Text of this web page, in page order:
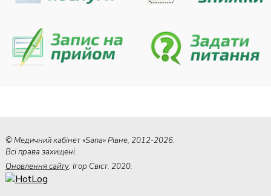
© Медичний кабінет «Sana» Рівне, 2012-2026.
Всі права захищені.
Оновлення сайту: Ігор Свіст. 2020.